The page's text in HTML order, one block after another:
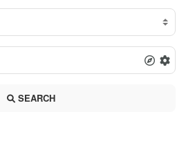
SEARCH